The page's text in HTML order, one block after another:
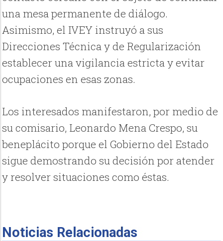
una mesa permanente de diálogo.
Asimismo, el IVEY instruyó a sus
Direcciones Técnica y de Regularización
establecer una vigilancia estricta y evitar
ocupaciones en esas zonas.
Los interesados manifestaron, por medio de
su comisario, Leonardo Mena Crespo, su
beneplácito porque el Gobierno del Estado
sigue demostrando su decisión por atender
y resolver situaciones como éstas.
Noticias Relacionadas